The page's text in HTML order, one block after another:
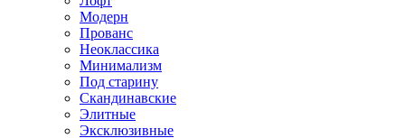
Модерн
Прованс
Неоклассика
Минимализм
Под старину
Скандинавские
Элитные
Эксклюзивные